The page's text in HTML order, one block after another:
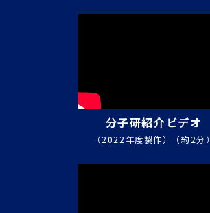
分子研紹介ビデオ
（2022年度製作）（約2分）